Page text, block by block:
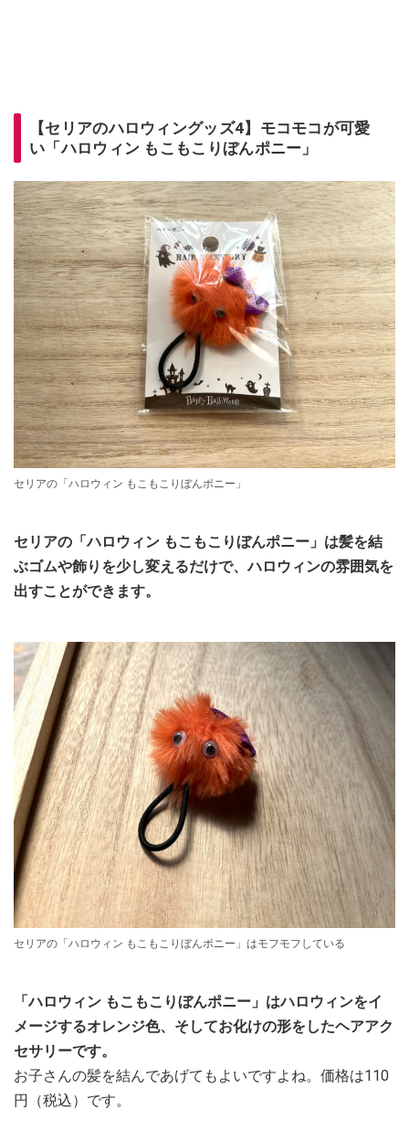
【セリアのハロウィングッズ4】モコモコが可愛
い「ハロウィン もこもこりぼんポニー」
セリアの「ハロウィン もこもこりぼんポニー」
セリアの「ハロウィン もこもこりぼんポニー」は髪を結
ぶゴムや飾りを少し変えるだけで、ハロウィンの雰囲気を
出すことができます。
セリアの「ハロウィン もこもこりぼんポニー」はモフモフしている
「ハロウィン もこもこりぼんポニー」はハロウィンをイ
メージするオレンジ色、そしてお化けの形をしたヘアアク
セサリーです。
お子さんの髪を結んであげてもよいですよね。価格は110
円（税込）です。